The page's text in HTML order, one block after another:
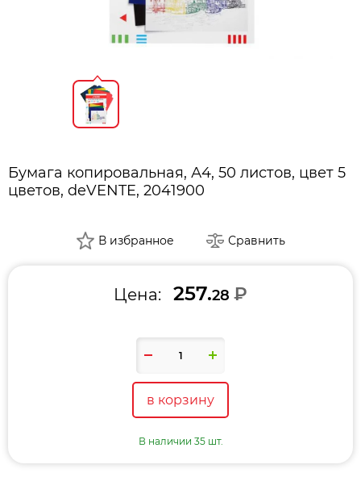
Бумага копировальная, А4, 50 листов, цвет 5
цветов, deVENTE, 2041900
В избранное Сравнить
Цена: 257.28 ₽
в корзину
В наличии 35 шт.